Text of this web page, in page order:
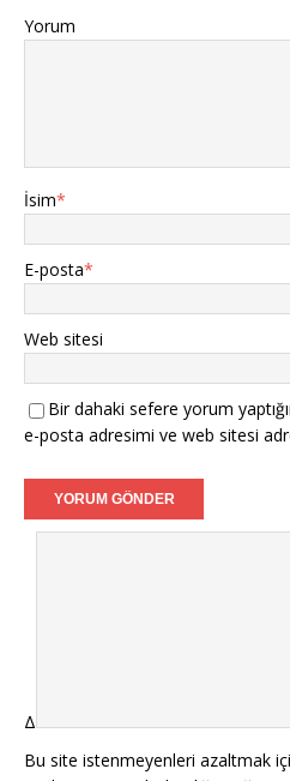
Yorum
İsim*
E-posta*
Web sitesi
Bir dahaki sefere yorum
e-posta adresimi ve web sitesi
Δ
Bu site istenmeyenleri azaltmak